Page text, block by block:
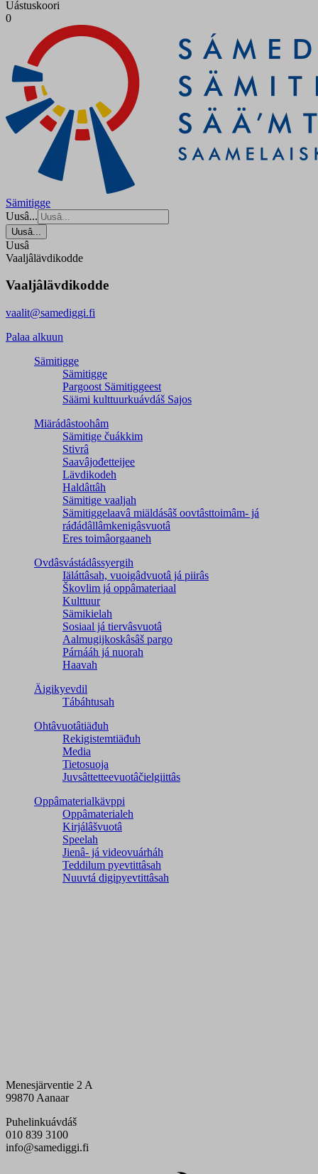
Uástuskoori
0
Sämitigge
Uusâ...
Uusâ...
Uusâ
Vaaljâlävdikodde
Vaaljâlävdikodde
vaalit@samediggi.fi
Palaa alkuun
Sämitigge
Sämitigge
Pargoost Sämitiggeest
Säämi kulttuurkuávdáš Sajos
Miärádâstoohâm
Sämitige čuákkim
Stivrâ
Saavâjođetteijee
Lävdikodeh
Haldâttâh
Sämitige vaaljah
Sämitiggelaavâ miäldásâš oovtâsttoimâm- já
ráđádâllâmkenigâsvuotâ
Eres toimâorgaaneh
Ovdâsvástádâssyergih
Iäláttâsah, vuoigâdvuotâ já piirâs
Škovlim já oppâmateriaal
Kulttuur
Sämikielah
Sosiaal já tiervâsvuotâ
Aalmugijkoskâsâš pargo
Párnááh já nuorah
Haavah
Äigikyevdil
Tábáhtusah
Ohtâvuotâtiäđuh
Rekigistemtiäđuh
Media
Tietosuoja
Juvsâttetteevuotâčielgiittâs
Oppâmaterialkävppi
Oppâmaterialeh
Kirjálâšvuotâ
Speelah
Jienâ- já videovuárháh
Teddilum pyevtittâsah
Nuuvtá digipyevtittâsah
Menesjärventie 2 A
99870 Aanaar
Puhelinkuávdáš
010 839 3100
info@samediggi.fi